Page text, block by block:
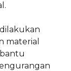
material